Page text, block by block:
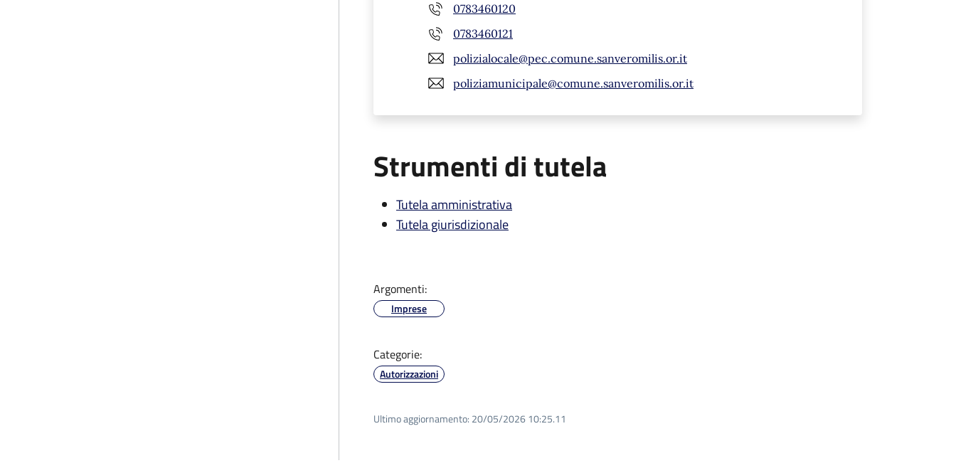
0783460120
0783460121
polizialocale@pec.comune.sanveromilis.or.it
poliziamunicipale@comune.sanveromilis.or.it
Strumenti di tutela
Tutela amministrativa
Tutela giurisdizionale
Argomenti:
Imprese
Categorie:
Autorizzazioni
Ultimo aggiornamento: 20/05/2026 10:25.11